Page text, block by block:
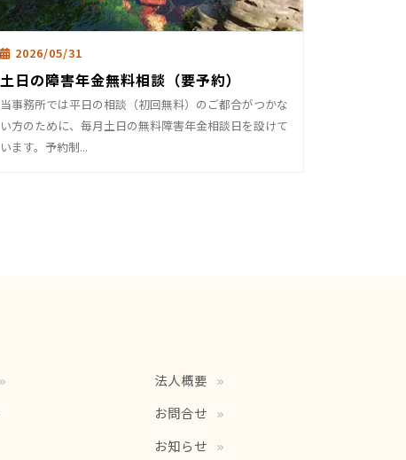
土日の障害年金無料相談（要予約）
2026/05/31
当事務所では平日の相談（初回無料）のご都合がつかな
い方のために、毎月土日の無料障害年金相談日を設けて
います。予約制...
法人概要
お問合せ
お知らせ